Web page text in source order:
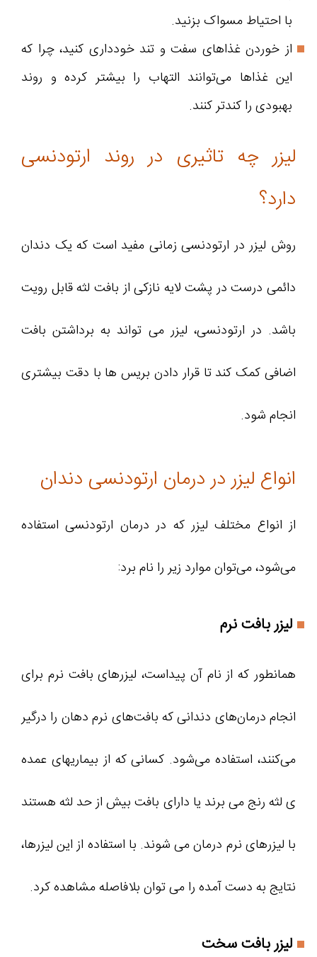
با احتیاط مسواک بزنید.
از خوردن غذاهای سفت و تند خودداری کنید، چرا که
این غذاها می‌توانند التهاب را بیشتر کرده و روند
بهبودی را کندتر کنند.
لیزر چه تاثیری در روند ارتودنسی
دارد؟
روش لیزر در ارتودنسی زمانی مفید است که یک دندان
دائمی درست در پشت لایه نازکی از بافت لثه قابل رویت
باشد. در ارتودنسی، لیزر می تواند به برداشتن بافت
اضافی کمک کند تا قرار دادن بریس ها با دقت بیشتری
انجام شود.
انواع لیزر در درمان ارتودنسی دندان
از انواع مختلف لیزر که در درمان ارتودنسی استفاده
می‌شود، می‌توان موارد زیر را نام برد:
لیزر بافت نرم
همانطور که از نام آن پیداست، لیزرهای بافت نرم برای
انجام درمان‌های دندانی که بافت‌های نرم دهان را درگیر
می‌کنند، استفاده می‌شود. کسانی که از بیماریهای عمده
ی لثه رنج می برند یا دارای بافت بیش از حد لثه هستند
با لیزرهای نرم درمان می شوند. با استفاده از این لیزرها،
نتایج به دست آمده را می توان بلافاصله مشاهده کرد.
لیزر بافت سخت